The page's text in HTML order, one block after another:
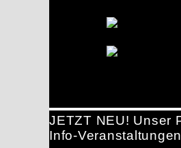
JETZT NEU! Unser
Info-